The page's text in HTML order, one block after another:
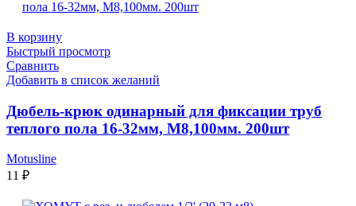
В корзину
Быстрый просмотр
Сравнить
Добавить в список желаний
Дюбель-крюк одинарный для фиксации труб
теплого пола 16-32мм, М8,100мм. 200шт
Motusline
11 ₽